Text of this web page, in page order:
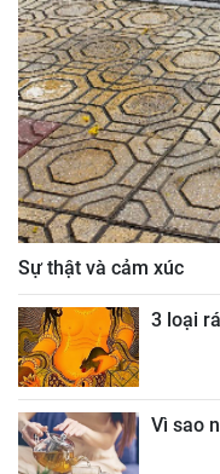
Sự thật và cảm xúc
3 loại
Vì sao